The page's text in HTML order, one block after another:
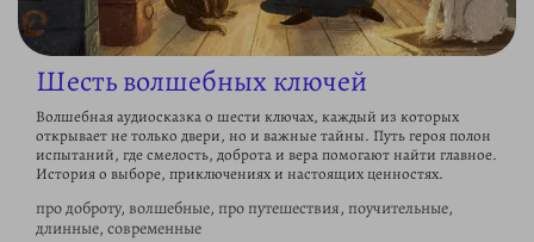
Шесть волшебных ключей
Волшебная аудиосказка о шести ключах, каждый из которых
открывает не только двери, но и важные тайны. Путь героя полон
испытаний, где смелость, доброта и вера помогают найти главное.
История о выборе, приключениях и настоящих ценностях.
про доброту, волшебные, про путешествия, поучительные,
длинные, современные